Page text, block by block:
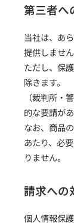
第三者へ
当社は、あ
提供しません
ただし、保
除きます。
（裁判所・
的な要請が
なお、商品
あたり、必
りません。
請求への
個人情報保